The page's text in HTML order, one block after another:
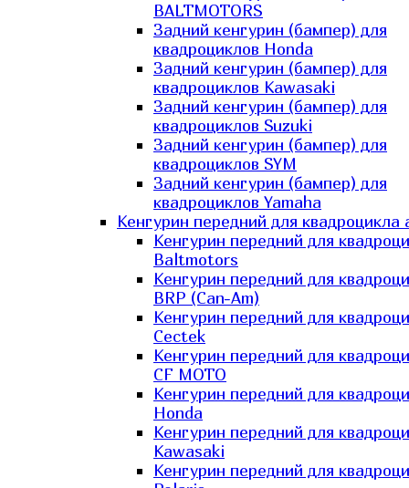
BALTMOTORS
Задний кенгурин (бампер) для
квадроциклов Honda
Задний кенгурин (бампер) для
квадроциклов Kawasaki
Задний кенгурин (бампер) для
квадроциклов Suzuki
Задний кенгурин (бампер) для
квадроциклов SYM
Задний кенгурин (бампер) для
квадроциклов Yamaha
Кенгурин передний для квадроцикла
Кенгурин передний для
Baltmotors
Кенгурин передний для
BRP (Can-Am)
Кенгурин передний для
Cectek
Кенгурин передний для
CF MOTO
Кенгурин передний для
Honda
Кенгурин передний для
Kawasaki
Кенгурин передний для